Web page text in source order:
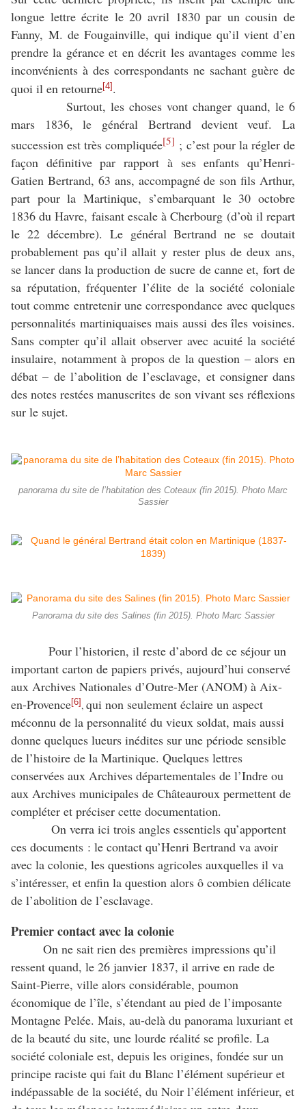
longue lettre écrite le 20 avril 1830 par un cousin de
Fanny, M. de Fougainville, qui indique qu’il vient d’en
prendre la gérance et en décrit les avantages comme les
inconvénients à des correspondants ne sachant guère de
quoi il en retourne[4].
Surtout, les choses vont changer quand, le 6
mars 1836, le général Bertrand devient veuf. La
succession est très compliquée[5] ; c’est pour la régler de
façon définitive par rapport à ses enfants qu’Henri-
Gatien Bertrand, 63 ans, accompagné de son fils Arthur,
part pour la Martinique, s’embarquant le 30 octobre
1836 du Havre, faisant escale à Cherbourg (d’où il repart
le 22 décembre). Le général Bertrand ne se doutait
probablement pas qu’il allait y rester plus de deux ans,
se lancer dans la production de sucre de canne et, fort de
sa réputation, fréquenter l’élite de la société coloniale
tout comme entretenir une correspondance avec quelques
personnalités martiniquaises mais aussi des îles voisines.
Sans compter qu’il allait observer avec acuité la société
insulaire, notamment à propos de la question – alors en
débat – de l’abolition de l’esclavage, et consigner dans
des notes restées manuscrites de son vivant ses réflexions
sur le sujet.
panorama du site de l’habitation des Coteaux (fin 2015). Photo Marc
Sassier
Panorama du site des Salines (fin 2015). Photo Marc Sassier
Pour l’historien, il reste d’abord de ce séjour un
important carton de papiers privés, aujourd’hui conservé
aux Archives Nationales d’Outre-Mer (ANOM) à Aix-
en-Provence[6], qui non seulement éclaire un aspect
méconnu de la personnalité du vieux soldat, mais aussi
donne quelques lueurs inédites sur une période sensible
de l’histoire de la Martinique. Quelques lettres
conservées aux Archives départementales de l’Indre ou
aux Archives municipales de Châteauroux permettent de
compléter et préciser cette documentation.
On verra ici trois angles essentiels qu’apportent
ces documents : le contact qu’Henri Bertrand va avoir
avec la colonie, les questions agricoles auxquelles il va
s’intéresser, et enfin la question alors ô combien délicate
de l’abolition de l’esclavage.
Premier contact avec la colonie
On ne sait rien des premières impressions qu’il
ressent quand, le 26 janvier 1837, il arrive en rade de
Saint-Pierre, ville alors considérable, poumon
économique de l’île, s’étendant au pied de l’imposante
Montagne Pelée. Mais, au-delà du panorama luxuriant et
de la beauté du site, une lourde réalité se profile. La
société coloniale est, depuis les origines, fondée sur un
principe raciste qui fait du Blanc l’élément supérieur et
indépassable de la société, du Noir l’élément inférieur, et